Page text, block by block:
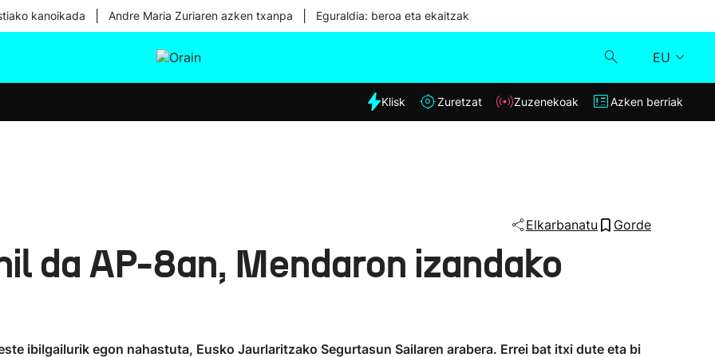
kanoikada Andre Maria Zuriaren azken txanpa Eguraldia: beroa eta ekaitzak
EU
Eguraldia
Klisk
Klisk Zuretzat Zuzenekoak Azken berriak
Elkarbanatu Gorde
da AP-8an, Mendaron izandako
ibilgailurik egon nahastuta, Eusko Jaurlaritzako Segurtasun Sailaren arabera. Errei bat itxi dute eta bi